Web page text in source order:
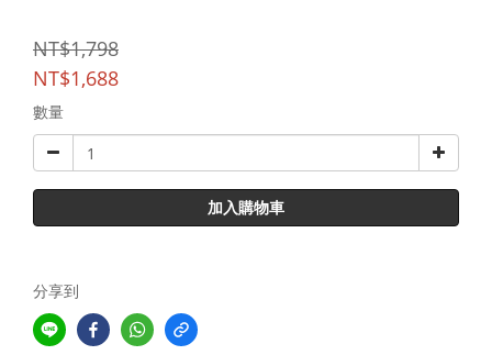
NT$1,798
NT$1,688
數量
加入購物車
分享到